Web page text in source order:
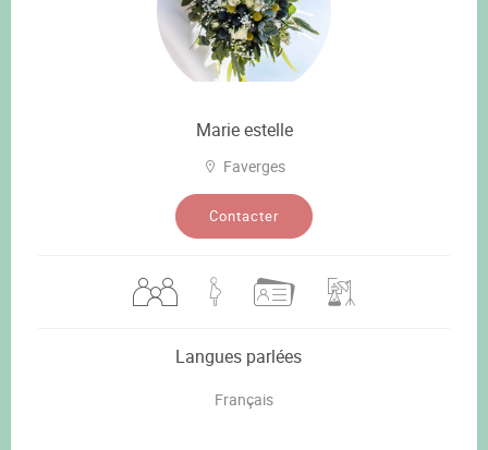
Marie estelle
Faverges
Contacter
Langues parlées
Français